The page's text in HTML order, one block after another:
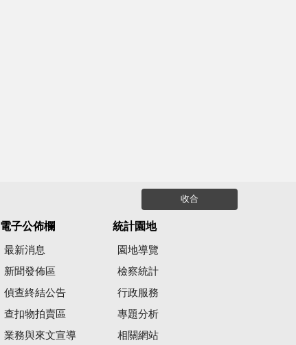
收合
電子公佈欄
最新消息
新聞發佈區
偵查終結公告
查扣物拍賣區
業務與來文宣導
統計園地
園地導覽
檢察統計
行政服務
專題分析
相關網站